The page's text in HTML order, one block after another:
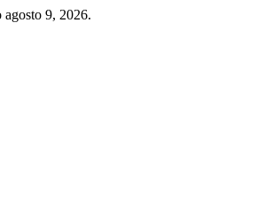
9, 2026.